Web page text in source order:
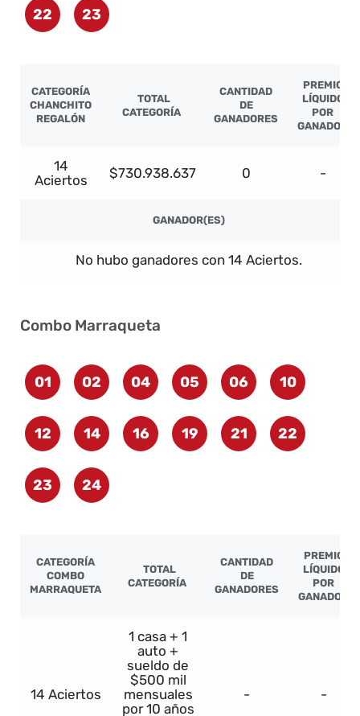
22 23
CATEGORÍA
CHANCHITO
REGALÓN
TOTAL
CATEGORÍA
CANTIDAD
DE
GANADORES
PREMIO
LÍQUIDO
POR
GANADOR
14
Aciertos
$730.938.637 0 -
GANADOR(ES)
No hubo ganadores con 14 Aciertos.
Combo Marraqueta
01 02 04 05 06 10
12 14 16 19 21 22
23 24
CATEGORÍA
COMBO
MARRAQUETA
TOTAL
CATEGORÍA
CANTIDAD
DE
GANADORES
PREMIO
LÍQUIDO
POR
GANADOR
14 Aciertos
1 casa + 1
auto +
sueldo de
$500 mil
mensuales
por 10 años
- -